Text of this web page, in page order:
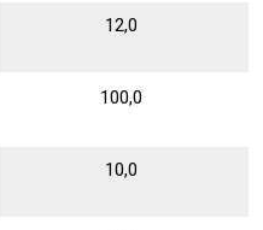
12,0
100,0
10,0